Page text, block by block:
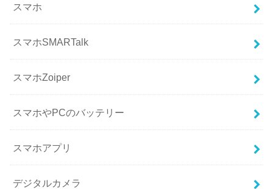
スマホ
スマホSMARTalk
スマホZoiper
スマホやPCのバッテリー
スマホアプリ
デジタルカメラ